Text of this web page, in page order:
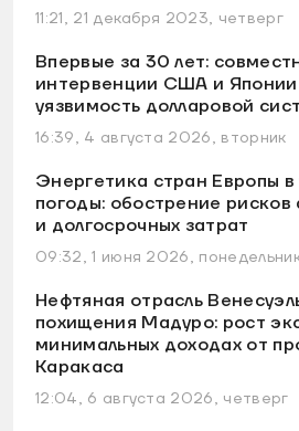
11:21, 21 декабря 2023, четверг
Впервые за 30 лет:
интервенции США и
уязвимость долларовой
16:39, 4 августа 2026, вторник
Энергетика стран Европы
погоды: обострение
и долгосрочных затрат
09:32, 1 июня 2026,
Нефтяная отрасль
похищения Мадуро: рост
минимальных доходах от
Каракаса
12:04, 6 августа 2026, четверг